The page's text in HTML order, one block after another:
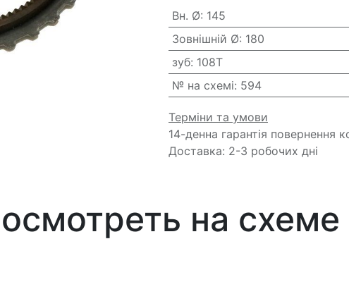
Вн. Ø: 145
Зовнішній Ø: 180
зуб: 108T
№ на схемі: 594
Терміни та умови
14-денна гарантія повернення
Доставка: 2-3 робочих дні
на схеме